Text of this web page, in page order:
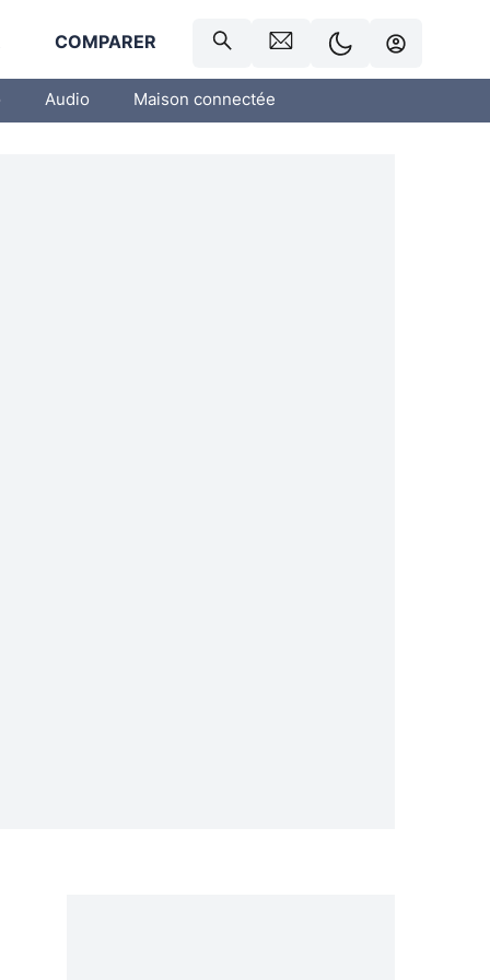
COMPARER
Audio Maison connectée